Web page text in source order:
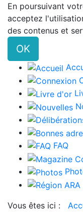
En poursuivant
acceptez
des contenus et
OK
FAQ
Vous êtes ici :